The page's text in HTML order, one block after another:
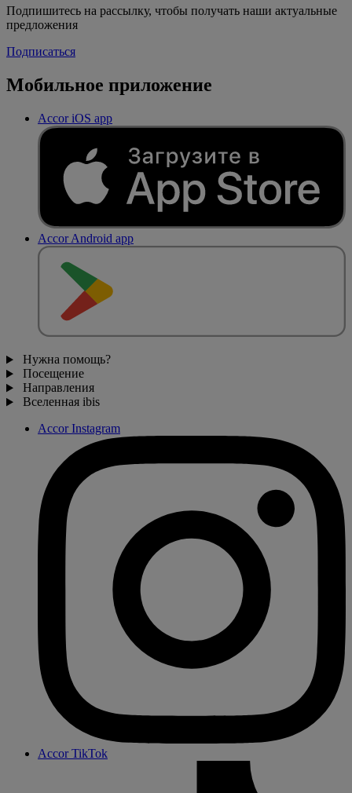
Подпишитесь на рассылку, чтобы получать наши актуальные
предложения
Подписаться
Мобильное приложение
Accor iOS app
Accor Android app
Нужна помощь?
Посещение
Направления
Вселенная ibis
Accor Instagram
Accor TikTok